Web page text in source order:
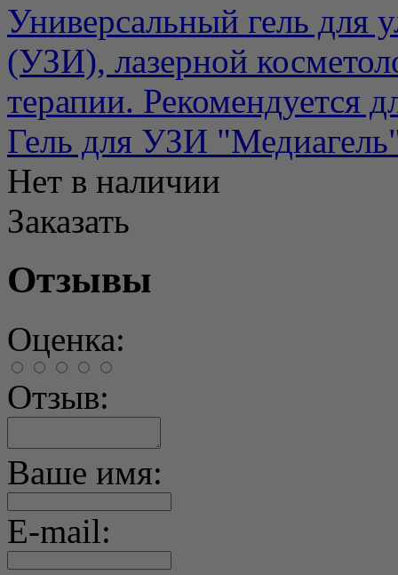
Универсальный гель для
(УЗИ), лазерной
терапии. Рекомендуется
Гель для УЗИ
Нет в наличии
Заказать
Отзывы
Оценка:
Отзыв:
Ваше имя:
E-mail: